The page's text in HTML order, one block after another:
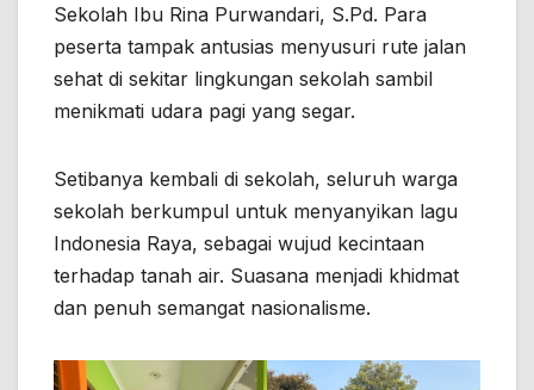
Sekolah Ibu Rina Purwandari, S.Pd. Para
peserta tampak antusias menyusuri rute jalan
sehat di sekitar lingkungan sekolah sambil
menikmati udara pagi yang segar.
Setibanya kembali di sekolah, seluruh warga
sekolah berkumpul untuk menyanyikan lagu
Indonesia Raya, sebagai wujud kecintaan
terhadap tanah air. Suasana menjadi khidmat
dan penuh semangat nasionalisme.